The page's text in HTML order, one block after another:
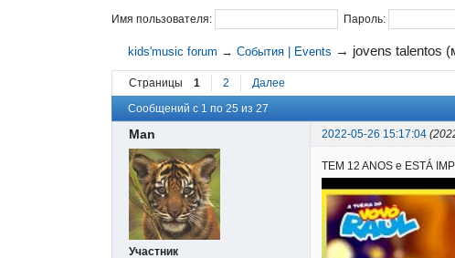
Имя пользователя: Пароль:
kids'music forum →События | Events → jovens talentos
Страницы 1 2 Далее
Сообщений с 1 по 25 из 27
Man 2022-05-26 15:17:04
Участник
TEM 12 ANOS e ESTÁ